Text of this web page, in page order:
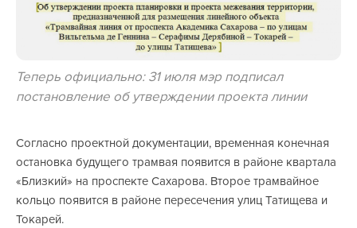
Теперь официально: 31 июля мэр подписал
постановление об утверждении проекта линии
Согласно проектной документации, временная конечная
остановка будущего трамвая появится в районе квартала
«Близкий» на проспекте Сахарова. Второе трамвайное
кольцо появится в районе пересечения улиц Татищева и
Токарей.